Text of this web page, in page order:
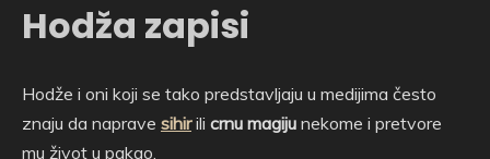
Hodža zapisi
Hodže i oni koji se tako predstavljaju u medijima često
znaju da naprave sihirili crnu magiju nekome i pretvore
mu život u pakao.